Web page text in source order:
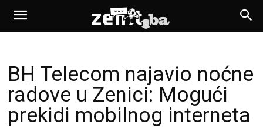
BH Telecom najavio noćne
radove u Zenici: Mogući
prekidi mobilnog interneta